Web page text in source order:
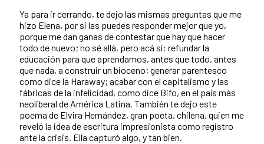
Ya para ir cerrando, te dejo las mismas preguntas que me
hizo Elena, por si las puedes responder mejor que yo,
porque me dan ganas de contestar que hay que hacer
todo de nuevo; no sé allá, pero acá sí: refundar la
educación para que aprendamos, antes que todo, antes
que nada, a construir un bioceno; generar parentesco
como dice la Haraway; acabar con el capitalismo y las
fábricas de la infelicidad, como dice Bifo, en el país más
neoliberal de América Latina. También te dejo este
poema de Elvira Hernández, gran poeta, chilena, quien me
reveló la idea de escritura impresionista como registro
ante la crisis. Ella capturó algo, y tan bien.